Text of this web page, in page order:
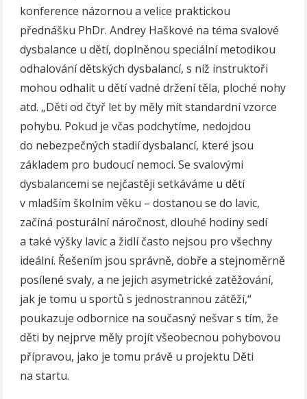
konference názornou a velice praktickou
přednášku PhDr. Andrey Haškové na téma svalové
dysbalance u dětí, doplněnou speciální metodikou
odhalování dětských dysbalancí, s níž instruktoři
mohou odhalit u dětí vadné držení těla, ploché nohy
atd. „Děti od čtyř let by měly mít standardní vzorce
pohybu. Pokud je včas podchytíme, nedojdou
do nebezpečných stadií dysbalancí, které jsou
základem pro budoucí nemoci. Se svalovými
dysbalancemi se nejčastěji setkáváme u dětí
v mladším školním věku – dostanou se do lavic,
začíná posturální náročnost, dlouhé hodiny sedí
a také výšky lavic a židlí často nejsou pro všechny
ideální. Řešením jsou správně, dobře a stejnoměrně
posílené svaly, a ne jejich asymetrické zatěžování,
jak je tomu u sportů s jednostrannou zátěží,“
poukazuje odbornice na současný nešvar s tím, že
děti by nejprve měly projít všeobecnou pohybovou
přípravou, jako je tomu právě u projektu Děti
na startu.